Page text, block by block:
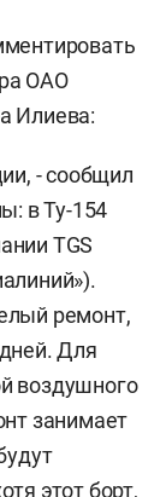
ОАО
Илиева:
- сообщил
в Ту-154
TGS
ремонт,
Для
воздушного
занимает
этот борт,